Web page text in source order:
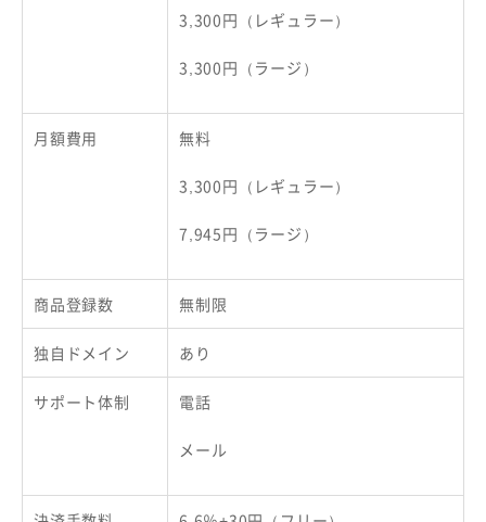
3,300円（レギュラー）
3,300円（ラージ）
月額費用 無料
3,300円（レギュラー）
7,945円（ラージ）
商品登録数 無制限
独自ドメイン あり
サポート体制 電話
メール